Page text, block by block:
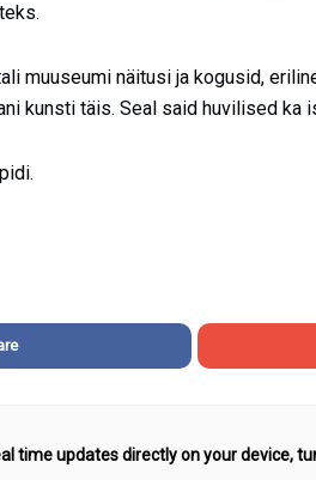
muuseumi näitusi ja kogusid,
kunsti täis. Seal said huvilised ka
time updates directly on your device,